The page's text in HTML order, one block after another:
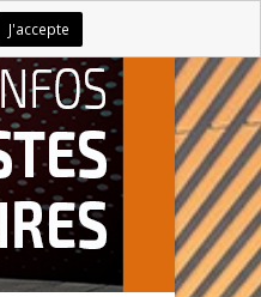
J'accepte